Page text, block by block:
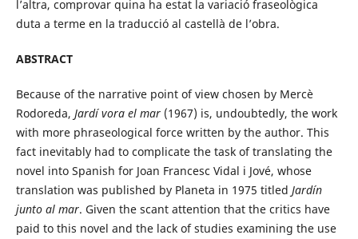
l’altra, comprovar quina ha estat la variació fraseològica
duta a terme en la traducció al castellà de l’obra.
ABSTRACT
Because of the narrative point of view chosen by Mercè
Rodoreda, Jardí vora el mar (1967) is, undoubtedly, the work
with more phraseological force written by the author. This
fact inevitably had to complicate the task of translating the
novel into Spanish for Joan Francesc Vidal i Jové, whose
translation was published by Planeta in 1975 titled Jardín
junto al mar. Given the scant attention that the critics have
paid to this novel and the lack of studies examining the use